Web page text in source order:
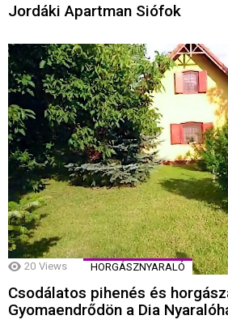
Jordáki Apartman Siófok
20 Views HORGÁSZNYARALÓ
Csodálatos pihenés és
Gyomaendrődön a Dia